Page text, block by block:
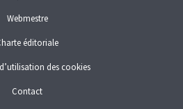
Webmestre
éditoriale
des cookies
Contact